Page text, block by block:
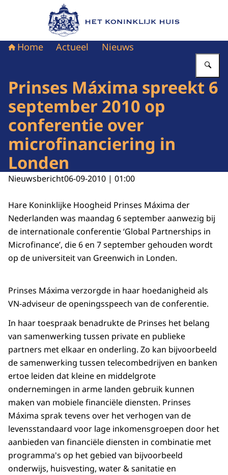
Naar de homepage van Het Koninklijk Huis
Home Actueel Nieuws
Prinses Máxima spreekt 6
september 2010 op
conferentie over
microfinanciering in
Londen
Nieuwsbericht06-09-2010 | 01:00
Hare Koninklijke Hoogheid Prinses Máxima der
Nederlanden was maandag 6 september aanwezig bij
de internationale conferentie ‘Global Partnerships in
Microfinance’, die 6 en 7 september gehouden wordt
op de universiteit van Greenwich in Londen.
Prinses Máxima verzorgde in haar hoedanigheid als
VN-adviseur de openingsspeech van de conferentie.
In haar toespraak benadrukte de Prinses het belang
van samenwerking tussen private en publieke
partners met elkaar en onderling. Zo kan bijvoorbeeld
de samenwerking tussen telecombedrijven en banken
ertoe leiden dat kleine en middelgrote
ondernemingen in arme landen gebruik kunnen
maken van mobiele financiële diensten. Prinses
Máxima sprak tevens over het verhogen van de
levensstandaard voor lage inkomensgroepen door het
aanbieden van financiële diensten in combinatie met
programma's op het gebied van bijvoorbeeld
onderwijs, huisvesting, water & sanitatie en